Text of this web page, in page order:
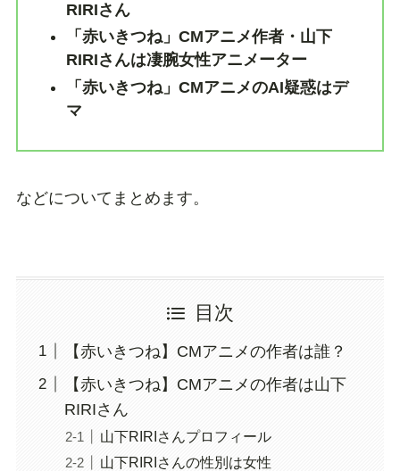
RIRIさん
「赤いきつね」CMアニメ作者・山下
RIRIさんは凄腕女性アニメーター
「赤いきつね」CMアニメのAI疑惑はデ
マ
などについてまとめます。
目次
【赤いきつね】CMアニメの作者は誰？
【赤いきつね】CMアニメの作者は山下
RIRIさん
山下RIRIさんプロフィール
山下RIRIさんの性別は女性